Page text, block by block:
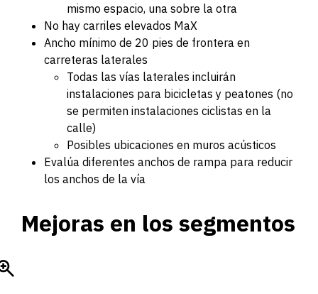
mismo espacio, una sobre la otra
No hay carriles elevados MaX
Ancho mínimo de 20 pies de frontera en
carreteras laterales
Todas las vías laterales incluirán
instalaciones para bicicletas y peatones (no
se permiten instalaciones ciclistas en la
calle)
Posibles ubicaciones en muros acústicos
Evalúa diferentes anchos de rampa para reducir
los anchos de la vía
Mejoras en los segmentos